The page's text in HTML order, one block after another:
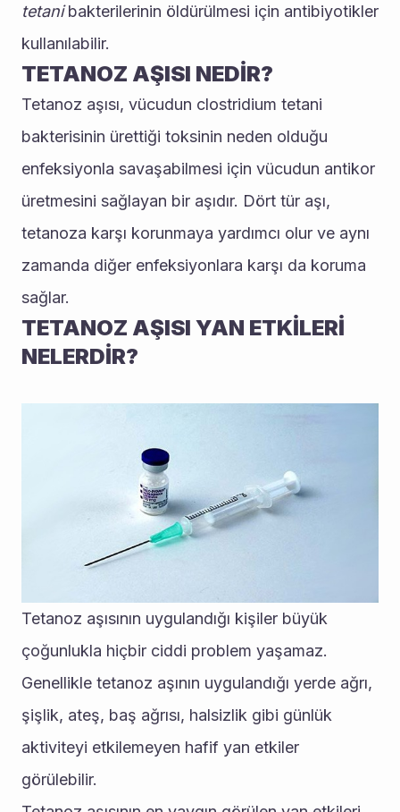
tetani bakterilerinin öldürülmesi için antibiyotikler
kullanılabilir.
TETANOZ AŞISI NEDİR?
Tetanoz aşısı, vücudun clostridium tetani
bakterisinin ürettiği toksinin neden olduğu
enfeksiyonla savaşabilmesi için vücudun antikor
üretmesini sağlayan bir aşıdır. Dört tür aşı,
tetanoza karşı korunmaya yardımcı olur ve aynı
zamanda diğer enfeksiyonlara karşı da koruma
sağlar.
TETANOZ AŞISI YAN ETKİLERİ
NELERDİR?
Tetanoz aşısının uygulandığı kişiler büyük
çoğunlukla hiçbir ciddi problem yaşamaz.
Genellikle tetanoz aşının uygulandığı yerde ağrı,
şişlik, ateş, baş ağrısı, halsizlik gibi günlük
aktiviteyi etkilemeyen hafif yan etkiler
görülebilir.